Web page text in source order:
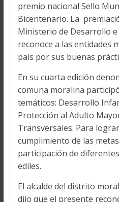
premio nacional Sello
Bicentenario. La
Ministerio de Desarrollo e
reconoce a las entidades
país por sus buenas
En su cuarta edición
comuna moralina
temáticos: Desarrollo
Protección al Adulto
Transversales. Para
cumplimiento de las
participación de
ediles.
El alcalde del distrito
dijo que el presente